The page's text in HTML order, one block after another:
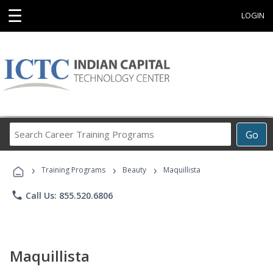
☰ LOGIN
Go
Career
Programs
› Training Programs › Beauty › Maquillista
phone Call Us: 855.520.6806
Maquillista